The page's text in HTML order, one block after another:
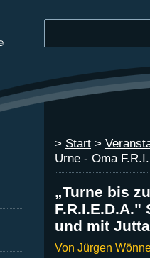
> Start >
Urne - Oma
„Turne bis
F.R.I.E.D.A."
und mit
Von Jürgen